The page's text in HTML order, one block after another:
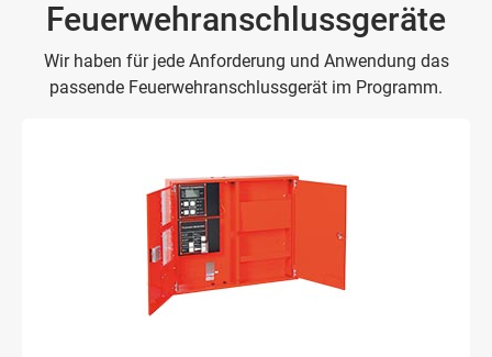
Feuerwehranschlussgeräte
Wir haben für jede Anforderung und Anwendung das
passende Feuerwehranschlussgerät im Programm.